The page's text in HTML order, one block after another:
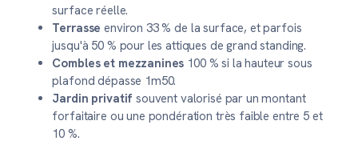
surface réelle.
Terrasse environ 33 % de la surface, et parfois
jusqu'à 50 % pour les attiques de grand standing.
Combles et mezzanines 100 % si la hauteur sous
plafond dépasse 1m50.
Jardin privatif souvent valorisé par un montant
forfaitaire ou une pondération très faible entre 5 et
10 %.